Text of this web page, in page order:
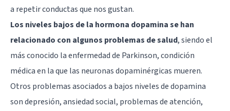
a repetir conductas que nos gustan.
Los niveles bajos de la hormona dopamina se han
relacionado con algunos problemas de salud, siendo el
más conocido la enfermedad de Parkinson, condición
médica en la que las neuronas dopaminérgicas mueren.
Otros problemas asociados a bajos niveles de dopamina
son depresión, ansiedad social, problemas de atención,